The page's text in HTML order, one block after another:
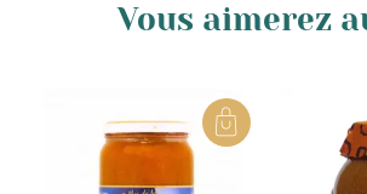
Vous aimerez